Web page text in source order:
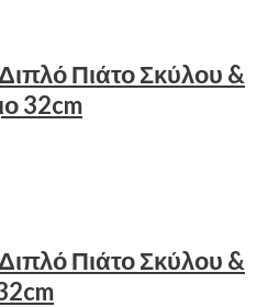
Πιάτο Σκύλου &
32cm
Πιάτο Σκύλου &